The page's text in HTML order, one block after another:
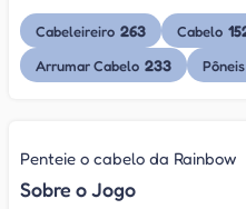
Cabeleireiro 263 Cabelo
Arrumar Cabelo 233 Pôneis
Penteie o cabelo da Rainbow
Sobre o Jogo